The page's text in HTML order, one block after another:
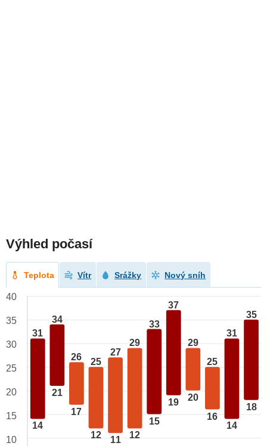
Výhled počasí
Teplota Vítr Srážky Nový sníh
31
14
34
21
26
17
25
12
27
11
29
12
33
15
37
19
29
20
25
16
31
14
35
18
40
35
30
25
20
15
10